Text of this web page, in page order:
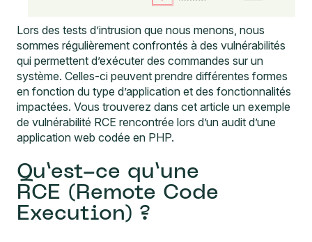
Lors des tests d’intrusion que nous menons, nous
sommes régulièrement confrontés à des vulnérabilités
qui permettent d’exécuter des commandes sur un
système. Celles-ci peuvent prendre différentes formes
en fonction du type d’application et des fonctionnalités
impactées. Vous trouverez dans cet article un exemple
de vulnérabilité RCE rencontrée lors d’un audit d’une
application web codée en PHP.
Qu’est-ce qu’une
RCE (Remote Code
Execution) ?